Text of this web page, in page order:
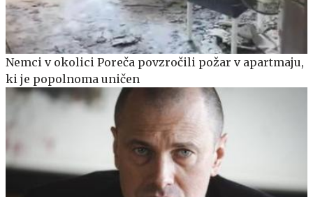
Nemci v okolici Poreča povzročili požar v apartmaju,
ki je popolnoma uničen